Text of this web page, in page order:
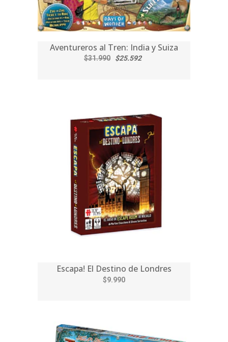
Aventureros al Tren: India y Suiza
$31.990 $25.592
Escapa! El Destino de Londres
$9.990